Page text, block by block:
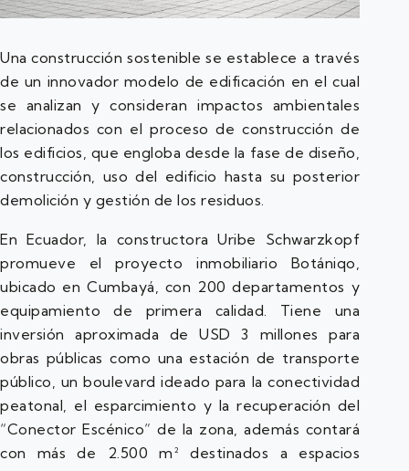
Una construcción sostenible se establece a través
de un innovador modelo de edificación en el cual
se analizan y consideran impactos ambientales
relacionados con el proceso de construcción de
los edificios, que engloba desde la fase de diseño,
construcción, uso del edificio hasta su posterior
demolición y gestión de los residuos.
En Ecuador, la constructora Uribe Schwarzkopf
promueve el proyecto inmobiliario Botániqo,
ubicado en Cumbayá, con 200 departamentos y
equipamiento de primera calidad. Tiene una
inversión aproximada de USD 3 millones para
obras públicas como una estación de transporte
público, un boulevard ideado para la conectividad
peatonal, el esparcimiento y la recuperación del
“Conector Escénico” de la zona, además contará
con más de 2.500 m² destinados a espacios